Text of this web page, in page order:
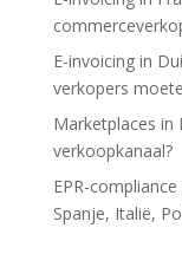
E-invoicing in
verkopers
Marketplaces in
verkoopkanaal?
EPR-
Spanje, Italië,